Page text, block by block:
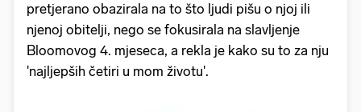
pretjerano obazirala na to što ljudi pišu o njoj ili
njenoj obitelji, nego se fokusirala na slavljenje
Bloomovog 4. mjeseca, a rekla je kako su to za nju
'najljepših četiri u mom životu'.